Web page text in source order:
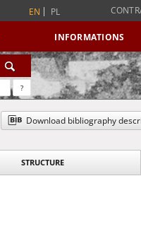
EN PL
INFORMATIONS
?
Download bibliography
STRUCTURE